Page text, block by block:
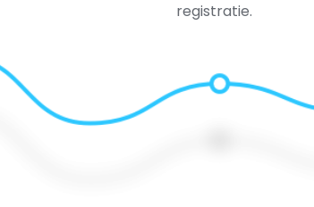
registratie.